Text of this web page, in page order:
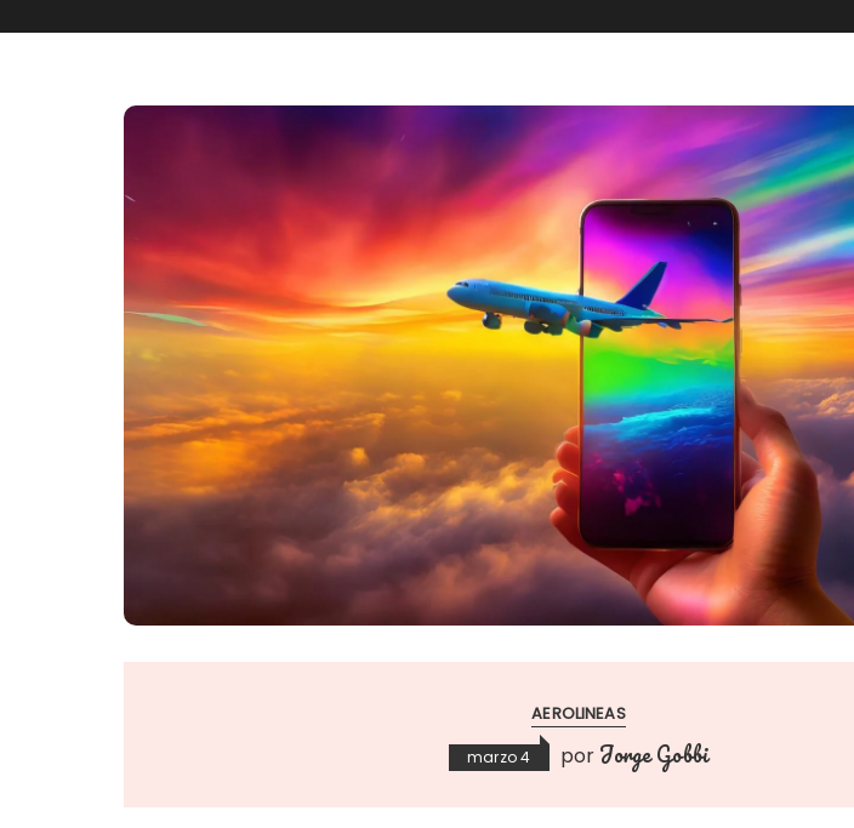
AEROLINEAS
marzo 4 por Jorge Gobbi